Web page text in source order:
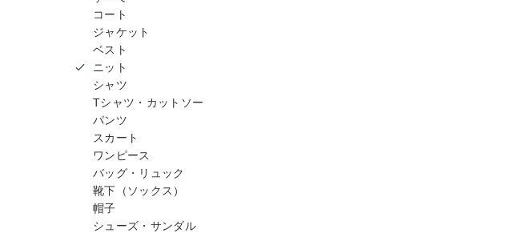
コート
ジャケット
ベスト
ニット
シャツ
Tシャツ・カットソー
パンツ
スカート
ワンピース
バッグ・リュック
靴下（ソックス）
帽子
シューズ・サンダル